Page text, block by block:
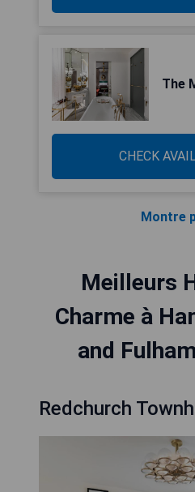
The
CHECK
Montre
Meilleurs
Charme à
and
Redchurch